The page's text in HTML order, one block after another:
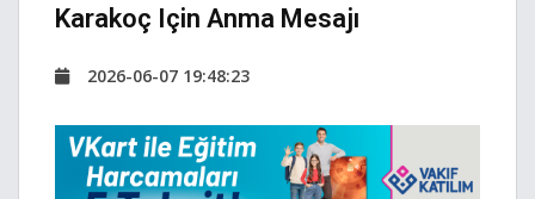
Karakoç Için Anma Mesajı
2026-06-07 19:48:23